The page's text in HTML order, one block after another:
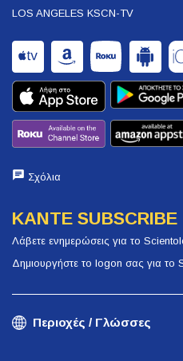
LOS ANGELES KSCN-TV
Σχόλια
ΚΑΝΤΕ SUBSCRIBE
Λάβετε ενημερώσεις για το
Δημιουργήστε το logon σας για το
Περιοχές / Γλώσσες